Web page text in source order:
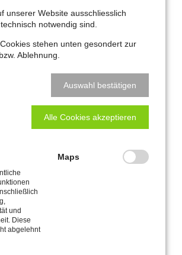
unserer Website ausschliesslich
notwendig sind.
stehen unten gesondert zur
Ablehnung.
Auswahl bestätigen
Alle Cookies akzeptieren
und
Diese
abgelehnt
Maps